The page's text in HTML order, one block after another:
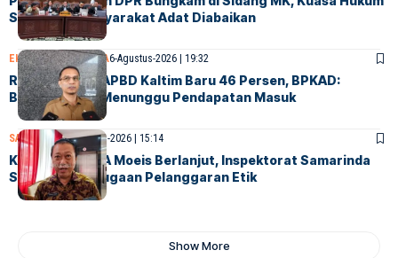
Sebut Hak Masyarakat Adat Diabaikan
EKONOMI SAMARINDA6-Agustus-2026 | 19:32
Realisasi Fisik APBD Kaltim Baru 46 Persen, BPKAD:
Belanja Masih Menunggu Pendapatan Masuk
SAMARINDA6-Agustus-2026 | 15:14
Kasus Dokter IA Moeis Berlanjut, Inspektorat Samarinda
Siap Periksa Dugaan Pelanggaran Etik
Show More